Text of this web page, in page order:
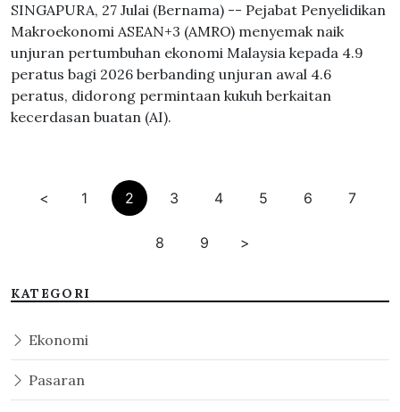
SINGAPURA, 27 Julai (Bernama) -- Pejabat Penyelidikan
Makroekonomi ASEAN+3 (AMRO) menyemak naik
unjuran pertumbuhan ekonomi Malaysia kepada 4.9
peratus bagi 2026 berbanding unjuran awal 4.6
peratus, didorong permintaan kukuh berkaitan
kecerdasan buatan (AI).
< 1 2 3 4 5 6 7
8 9 >
KATEGORI
Ekonomi
Pasaran